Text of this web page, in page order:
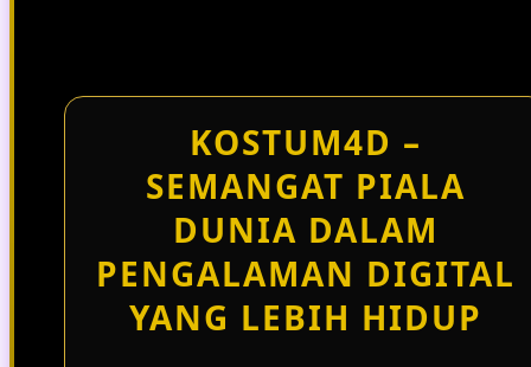
KOSTUM4D –
SEMANGAT PIALA
DUNIA DALAM
PENGALAMAN DIGITAL
YANG LEBIH HIDUP